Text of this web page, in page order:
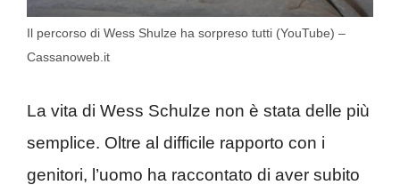
Il percorso di Wess Shulze ha sorpreso tutti (YouTube) –
Cassanoweb.it
La vita di Wess Schulze non è stata delle più
semplice. Oltre al difficile rapporto con i
genitori, l’uomo ha raccontato di aver subito